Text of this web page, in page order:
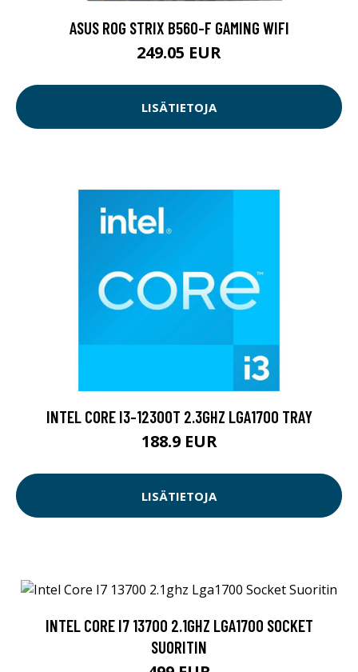
ASUS ROG STRIX B560-F GAMING WIFI
249.05 EUR
LISÄTIETOJA
INTEL CORE I3-12300T 2.3GHZ LGA1700 TRAY
188.9 EUR
LISÄTIETOJA
INTEL CORE I7 13700 2.1GHZ LGA1700 SOCKET
SUORITIN